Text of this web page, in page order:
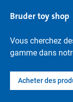
Bruder toy shop
Vous cherchez
gamme dans
Acheter des